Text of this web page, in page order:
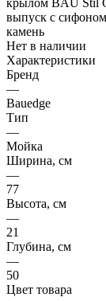
Нет в наличии
Характеристики
Бренд
—
Bauedge
Тип
—
Мойка
Ширина, см
—
77
Высота, см
—
21
Глубина, см
—
50
Цвет товара